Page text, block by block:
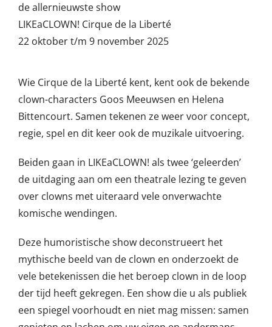
de allernieuwste show
LIKEaCLOWN! Cirque de la Liberté
22 oktober t/m 9 november 2025
Wie Cirque de la Liberté kent, kent ook de bekende
clown-characters Goos Meeuwsen en Helena
Bittencourt. Samen tekenen ze weer voor concept,
regie, spel en dit keer ook de muzikale uitvoering.
Beiden gaan in LIKEaCLOWN! als twee ‘geleerden’
de uitdaging aan om een theatrale lezing te geven
over clowns met uiteraard vele onverwachte
komische wendingen.
Deze humoristische show deconstrueert het
mythische beeld van de clown en onderzoekt de
vele betekenissen die het beroep clown in de loop
der tijd heeft gekregen. Een show die u als publiek
een spiegel voorhoudt en niet mag missen: samen